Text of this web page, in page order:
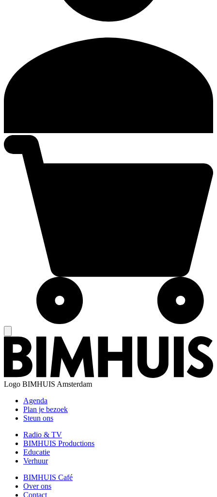
Logo BIMHUIS Amsterdam
Agenda
Plan je bezoek
Steun ons
Radio & TV
BIMHUIS Productions
Educatie
Verhuur
BIMHUIS Café
Over ons
Contact